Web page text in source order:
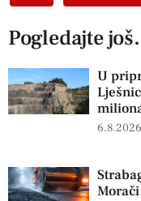
Pogledajte
U
6.8.2026